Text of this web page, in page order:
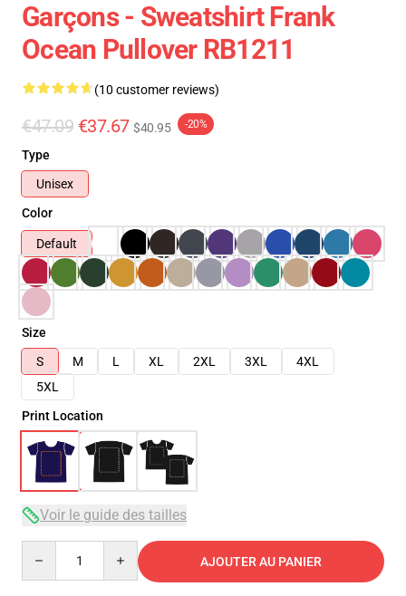
Garçons - Sweatshirt Frank
Ocean Pullover RB1211
(10 customer reviews)
€47.09 €37.67 $40.95 -20%
Type
Unisex
Color
Default
Size
S
M L XL 2XL 3XL
4XL
5XL
Print Location
Voir le guide des tailles
AJOUTER AU PANIER